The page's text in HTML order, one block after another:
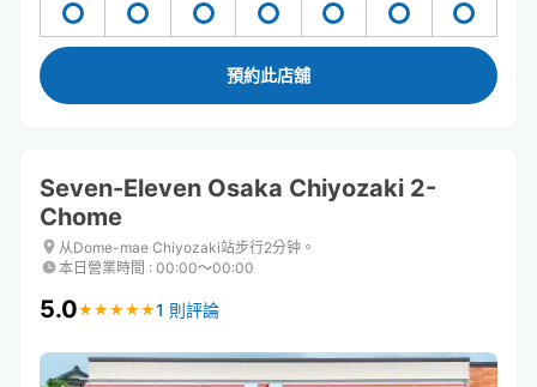
預約此店舖
Seven-Eleven Osaka Chiyozaki 2-
Chome
从Dome-mae Chiyozaki站步行2分钟。
本日營業時間 : 00:00〜00:00
5.0★ ★ ★ ★ ★
★ ★ ★ ★ ★1 則評論